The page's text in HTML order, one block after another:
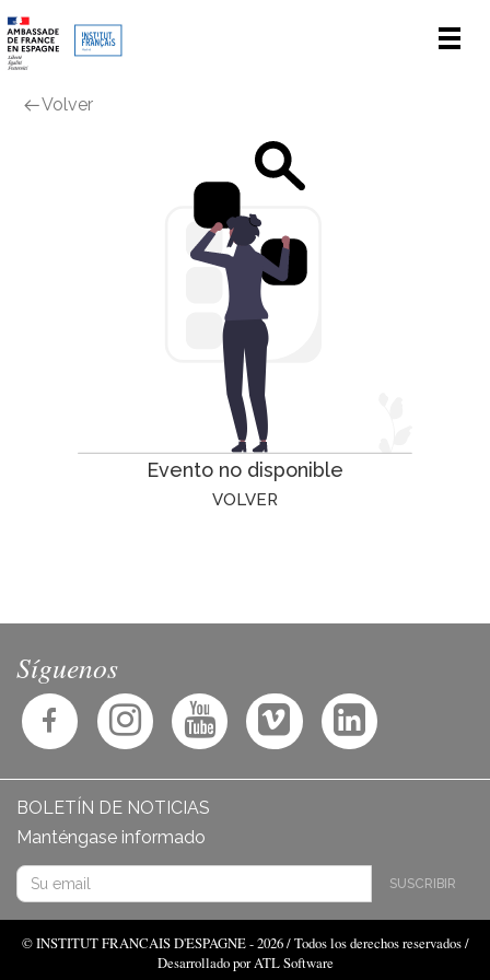
Volver
Evento no disponible
VOLVER
Síguenos
BOLETÍN DE NOTICIAS
Manténgase informado
SUSCRIBIR
© INSTITUT FRANCAIS D'ESPAGNE - 2026 / Todos los derechos reservados /
Desarrollado por ATL Software